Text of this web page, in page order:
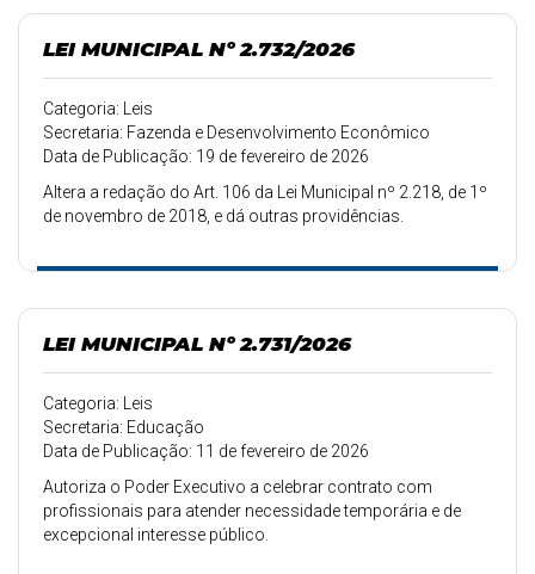
LEI MUNICIPAL Nº 2.732/2026
Categoria: Leis
Secretaria: Fazenda e Desenvolvimento Econômico
Data de Publicação: 19 de fevereiro de 2026
Altera a redação do Art. 106 da Lei Municipal nº 2.218, de 1º
de novembro de 2018, e dá outras providências.
LEI MUNICIPAL Nº 2.731/2026
Categoria: Leis
Secretaria: Educação
Data de Publicação: 11 de fevereiro de 2026
Autoriza o Poder Executivo a celebrar contrato com
profissionais para atender necessidade temporária e de
excepcional interesse público.